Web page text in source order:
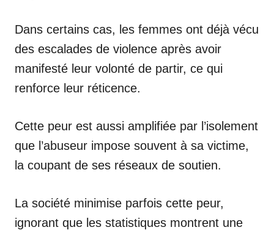
Dans certains cas, les femmes ont déjà vécu
des escalades de violence après avoir
manifesté leur volonté de partir, ce qui
renforce leur réticence.
Cette peur est aussi amplifiée par l’isolement
que l’abuseur impose souvent à sa victime,
la coupant de ses réseaux de soutien.
La société minimise parfois cette peur,
ignorant que les statistiques montrent une